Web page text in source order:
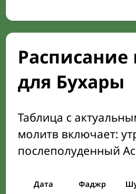
Расписание
для Бухары
Таблица с
молитв включает:
послеполуденный
Дата Фаджр